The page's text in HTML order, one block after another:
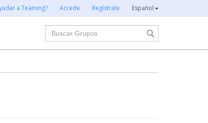
a Teaming? Accede Regístrate Español
Buscar